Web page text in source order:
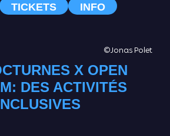
TICKETS
INFO
©Jonas Polet
X OPEN
DES ACTIVITÉS